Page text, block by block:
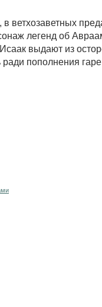
ветхозаветных
легенд об
выдают из
ради пополнения